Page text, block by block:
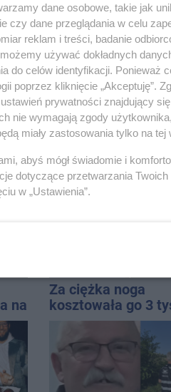
na
Za ciężka noga
kosztowała go 3
Do tego 13
dane osobowe, takie jak
czy dane przeglądania w celu
reklam i treści, badanie
używać dokładnych
do celów identyfikacji. Ponieważ
poprzez kliknięcie „Akceptuję”.
prywatności znajdujący
nie wymagają zgody
miały zastosowania tylko na tej
abyś mógł świadomie i
dotyczące przetwarzania
w „Ustawienia”.